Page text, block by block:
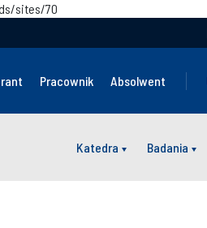
sites/70
Pracownik Absolwent
Katedra Badania